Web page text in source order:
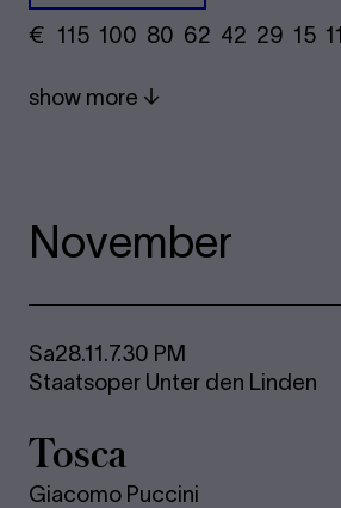
€ ​ 115 100 80​ 62 42 29​ 15 11
show more
November
Sa28.11.7.30 PM
Staatsoper Unter den Linden
Tosca
Giacomo Puccini